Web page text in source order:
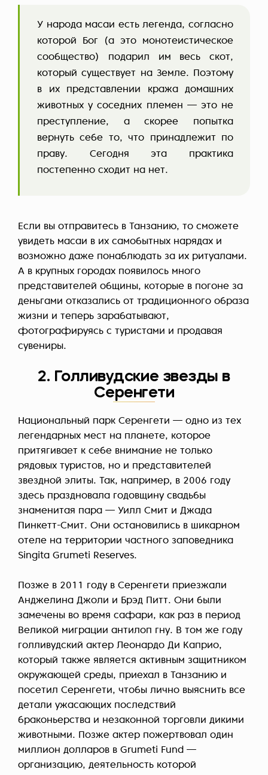
У народа масаи есть легенда, согласно
которой Бог (а это монотеистическое
сообщество) подарил им весь скот,
который существует на Земле. Поэтому
в их представлении кража домашних
животных у соседних племен — это не
преступление, а скорее попытка
вернуть себе то, что принадлежит по
праву. Сегодня эта практика
постепенно сходит на нет.
Если вы отправитесь в Танзанию, то сможете
увидеть масаи в их самобытных нарядах и
возможно даже понаблюдать за их ритуалами.
А в крупных городах появилось много
представителей общины, которые в погоне за
деньгами отказались от традиционного образа
жизни и теперь зарабатывают,
фотографируясь с туристами и продавая
сувениры.
2. Голливудские звезды в
Серенгети
Национальный парк Серенгети — одно из тех
легендарных мест на планете, которое
притягивает к себе внимание не только
рядовых туристов, но и представителей
звездной элиты. Так, например, в 2006 году
здесь праздновала годовщину свадьбы
знаменитая пара — Уилл Смит и Джада
Пинкетт-Смит. Они остановились в шикарном
отеле на территории частного заповедника
Singita Grumeti Reserves.
Позже в 2011 году в Серенгети приезжали
Анджелина Джоли и Брэд Питт. Они были
замечены во время сафари, как раз в период
Великой миграции антилоп гну. В том же году
голливудский актер Леонардо Ди Каприо,
который также является активным защитником
окружающей среды, приехал в Танзанию и
посетил Серенгети, чтобы лично выяснить все
детали ужасающих последствий
браконьерства и незаконной торговли дикими
животными. Позже актер пожертвовал один
миллион долларов в Grumeti Fund —
организацию, деятельность которой